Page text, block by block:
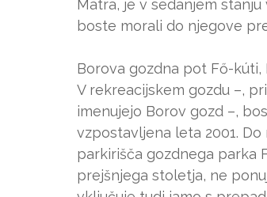
Mátra, je v sedanjem
boste morali do njegove
Borova gozdna pot Fő-kúti,
V rekreacijskem gozdu –,
imenujejo Borov gozd –,
vzpostavljena leta 2001.
parkirišča gozdnega parka
prejšnjega stoletja, ne